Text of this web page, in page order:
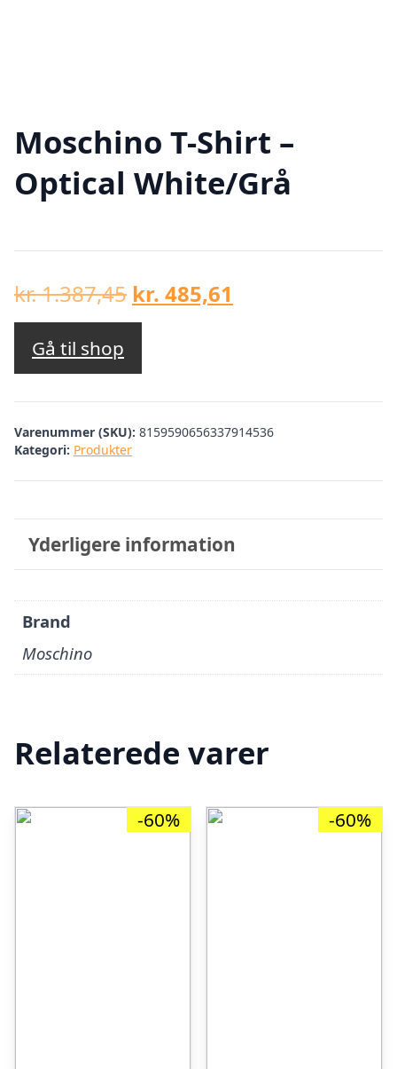
Moschino T-Shirt –
Optical White/Grå
kr.1.387,45 Den
oprindelige
var:
kr. 1.387,45.
kr. 485,61
kr. 485,61.
Gå til shop
Varenummer (SKU): 8159590656337914536
Kategori: Produkter
Yderligere information
Brand
Moschino
Relaterede varer
-60% -60%